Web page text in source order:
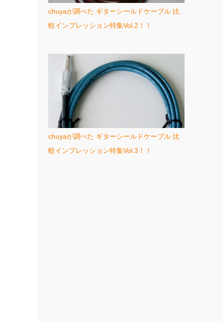
chuyaが調べた ギターシールドケーブル 比
較インプレッション特集Vol.2！！
chuyaが調べた ギターシールドケーブル 比
較インプレッション特集Vol.3！！